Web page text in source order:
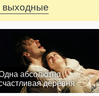
выходные
абсолютно
деревня